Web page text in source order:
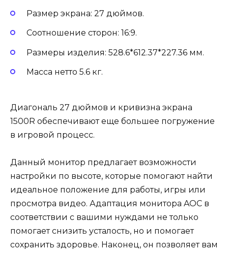
Размер экрана: 27 дюймов.
Соотношение сторон: 16:9.
Размеры изделия: 528.6*612.37*227.36 мм.
Масса нетто 5.6 кг.
Диагональ 27 дюймов и кривизна экрана
1500R обеспечивают еще большее погружение
в игровой процесс.
Данный монитор предлагает возможности
настройки по высоте, которые помогают найти
идеальное положение для работы, игры или
просмотра видео. Адаптация монитора AOC в
соответствии с вашими нуждами не только
помогает снизить усталость, но и помогает
сохранить здоровье. Наконец, он позволяет вам